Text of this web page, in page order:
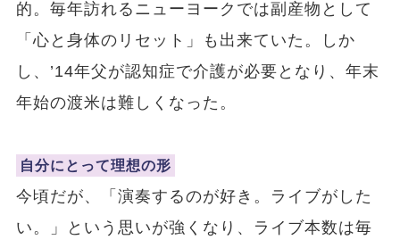
的。毎年訪れるニューヨークでは副産物として
「心と身体のリセット」も出来ていた。しか
し、’14年父が認知症で介護が必要となり、年末
年始の渡米は難しくなった。
自分にとって理想の形
今頃だが、「演奏するのが好き。ライブがした
い。」という思いが強くなり、ライブ本数は毎